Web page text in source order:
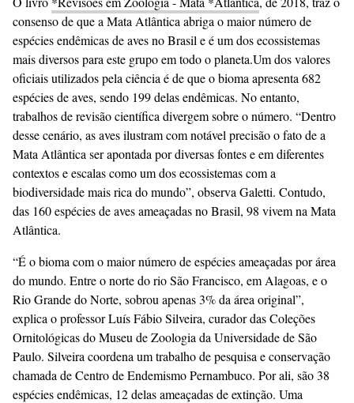
consenso de que a Mata Atlântica abriga o maior número de
espécies endêmicas de aves no Brasil e é um dos ecossistemas
mais diversos para este grupo em todo o planeta.Um dos valores
oficiais utilizados pela ciência é de que o bioma apresenta 682
espécies de aves, sendo 199 delas endêmicas. No entanto,
trabalhos de revisão científica divergem sobre o número. “Dentro
desse cenário, as aves ilustram com notável precisão o fato de a
Mata Atlântica ser apontada por diversas fontes e em diferentes
contextos e escalas como um dos ecossistemas com a
biodiversidade mais rica do mundo”, observa Galetti. Contudo,
das 160 espécies de aves ameaçadas no Brasil, 98 vivem na Mata
Atlântica.
“É o bioma com o maior número de espécies ameaçadas por área
do mundo. Entre o norte do rio São Francisco, em Alagoas, e o
Rio Grande do Norte, sobrou apenas 3% da área original”,
explica o professor Luís Fábio Silveira, curador das Coleções
Ornitológicas do Museu de Zoologia da Universidade de São
Paulo. Silveira coordena um trabalho de pesquisa e conservação
chamada de Centro de Endemismo Pernambuco. Por ali, são 38
espécies endêmicas, 12 delas ameaçadas de extinção. Uma